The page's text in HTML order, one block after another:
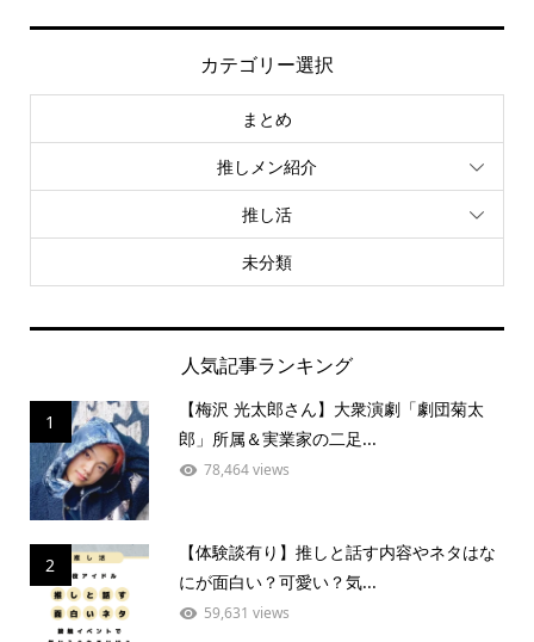
カテゴリー選択
まとめ
推しメン紹介
推し活
未分類
人気記事ランキング
1
【梅沢 光太郎さん】大衆演劇「劇団菊太
郎」所属＆実業家の二足...
78,464 views
2
【体験談有り】推しと話す内容やネタはな
にが面白い？可愛い？気...
59,631 views